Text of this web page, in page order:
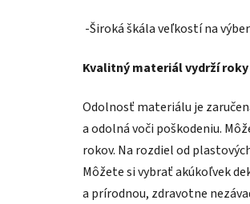
-Široká škála veľkostí na výber
Kvalitný materiál vydrží roky
Odolnosť materiálu je
a odolná voči poškodeniu.
rokov. Na rozdiel od
Môžete si vybrať akúkoľvek
a prírodnou, zdravotne